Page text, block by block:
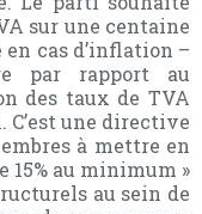
sur une centaine
cas d’inflation –
par rapport au
des taux de TVA
C’est une directive
à mettre en
15% au minimum »
au sein de